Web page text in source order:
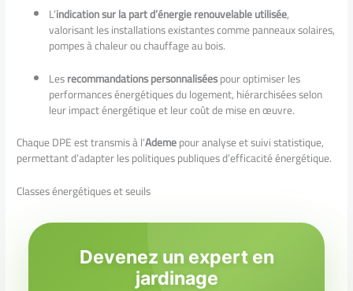
L’indication sur la part d’énergie renouvelable utilisée,
valorisant les installations existantes comme panneaux solaires,
pompes à chaleur ou chauffage au bois.
Lesrecommandations personnaliséespour optimiser les
performances énergétiques du logement, hiérarchisées selon
leur impact énergétique et leur coût de mise en œuvre.
Chaque DPE est transmis à l’Ademepour analyse et suivi statistique,
permettant d’adapter les politiques publiques d’efficacité énergétique.
Classes énergétiques et seuils
Devenez un expert en
jardinage